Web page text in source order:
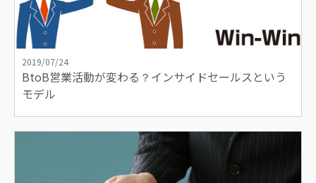
2019/07/24
BtoB営業活動が変わる？インサイドセールスという
モデル